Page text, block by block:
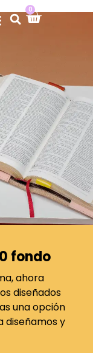
0
fondo
ahora
diseñados
una opción
diseñamos y